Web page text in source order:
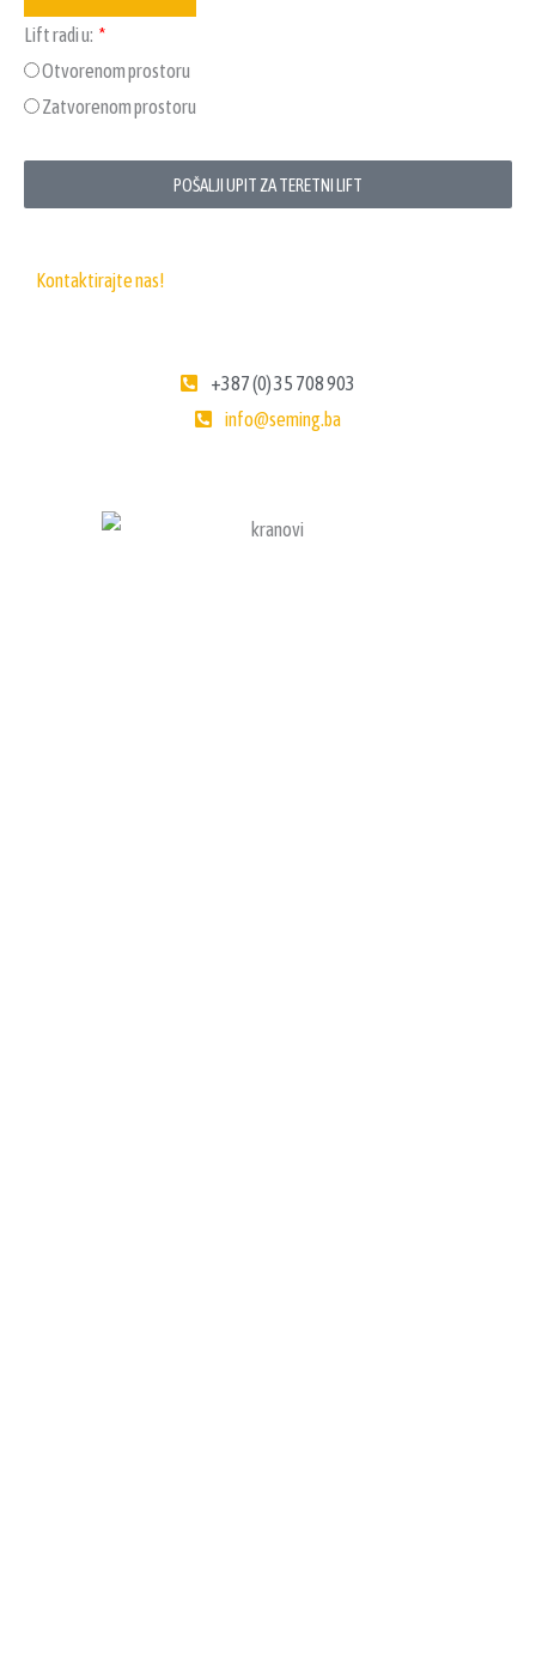
Lift radi u:
Otvorenom prostoru
Zatvorenom prostoru
POŠALJI UPIT ZA TERETNI LIFT
Kontaktirajte nas!
+387 (0) 35 708 903
info@seming.ba